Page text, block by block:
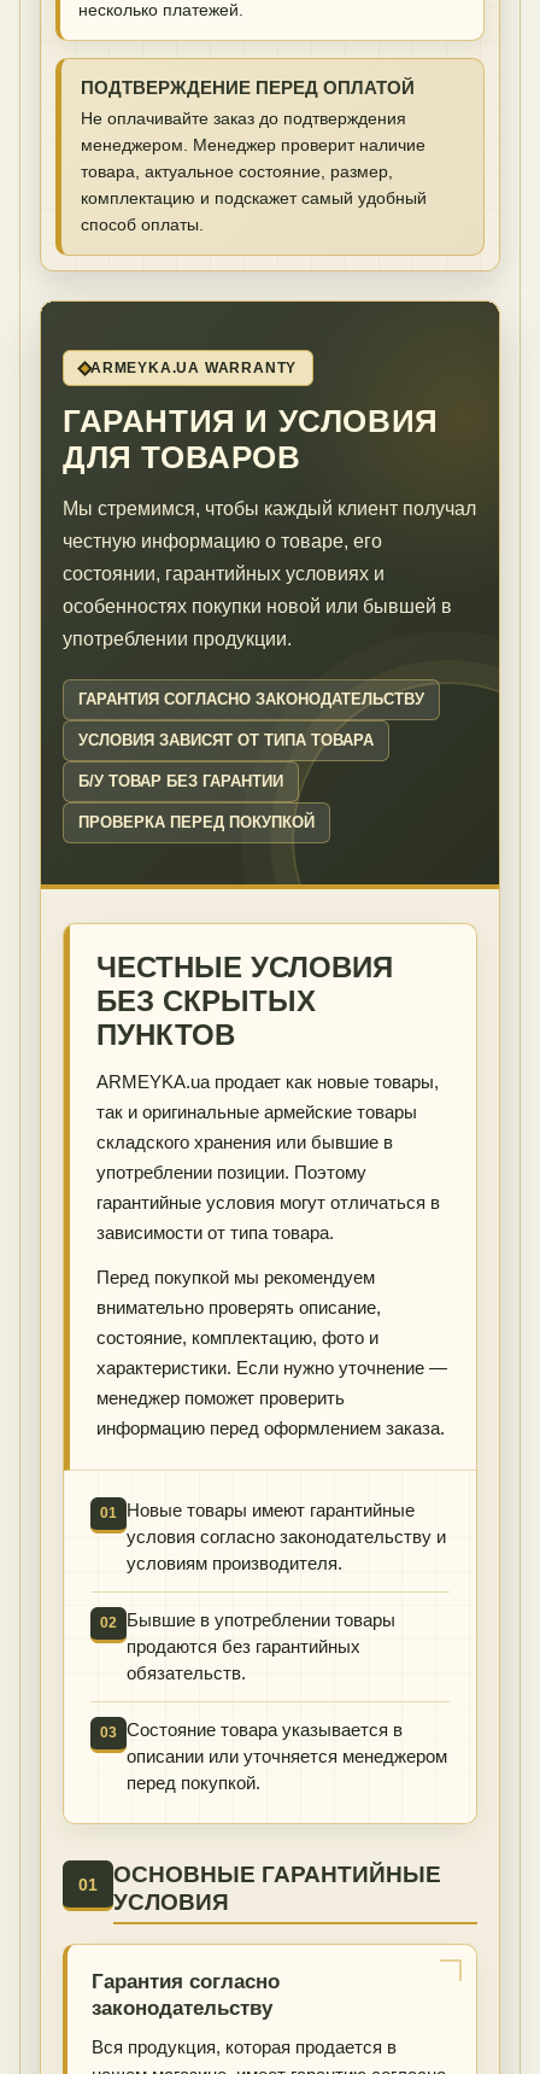
несколько платежей.
ПОДТВЕРЖДЕНИЕ ПЕРЕД ОПЛАТОЙ
Не оплачивайте заказ до подтверждения
менеджером. Менеджер проверит наличие
товара, актуальное состояние, размер,
комплектацию и подскажет самый удобный
способ оплаты.
ARMEYKA.UA WARRANTY
ГАРАНТИЯ И УСЛОВИЯ
ДЛЯ ТОВАРОВ
Мы стремимся, чтобы каждый клиент получал
честную информацию о товаре, его
состоянии, гарантийных условиях и
особенностях покупки новой или бывшей в
употреблении продукции.
ГАРАНТИЯ СОГЛАСНО ЗАКОНОДАТЕЛЬСТВУ
УСЛОВИЯ ЗАВИСЯТ ОТ ТИПА ТОВАРА
Б/У ТОВАР БЕЗ ГАРАНТИИ
ПРОВЕРКА ПЕРЕД ПОКУПКОЙ
ЧЕСТНЫЕ УСЛОВИЯ
БЕЗ СКРЫТЫХ
ПУНКТОВ
ARMEYKA.ua продает как новые товары,
так и оригинальные армейские товары
складского хранения или бывшие в
употреблении позиции. Поэтому
гарантийные условия могут отличаться в
зависимости от типа товара.
Перед покупкой мы рекомендуем
внимательно проверять описание,
состояние, комплектацию, фото и
характеристики. Если нужно уточнение —
менеджер поможет проверить
информацию перед оформлением заказа.
01
Новые товары имеют гарантийные
условия согласно законодательству и
условиям производителя.
02
Бывшие в употреблении товары
продаются без гарантийных
обязательств.
03 Состояние товара указывается в
описании или уточняется менеджером
перед покупкой.
01
ОСНОВНЫЕ ГАРАНТИЙНЫЕ
УСЛОВИЯ
Гарантия согласно
законодательству
Вся продукция, которая продается в